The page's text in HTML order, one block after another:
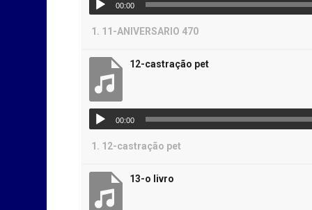
00:00
1. 11-ANIVERSARIO 470
12-castração pet
00:00
1. 12-castração pet
13-o livro